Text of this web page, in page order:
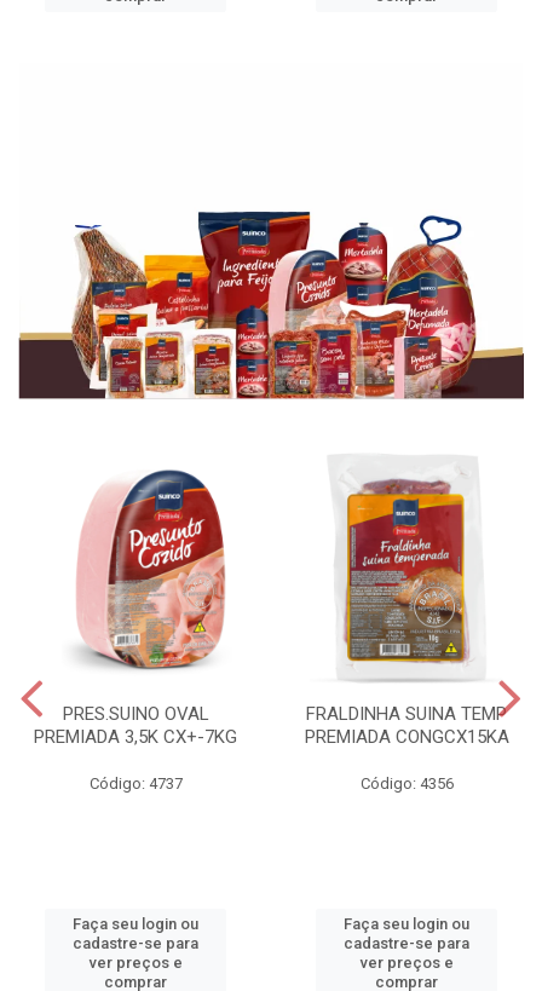
PRES.SUINO OVAL
PREMIADA 3,5K CX+-7KG
Código: 4737
Faça seu login ou
cadastre-se para
ver preços e
comprar
FRALDINHA SUINA TEMP
PREMIADA CONGCX15KA
Código: 4356
Faça seu login ou
cadastre-se para
ver preços e
comprar